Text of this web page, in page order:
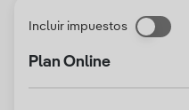
Incluir impuestos
Plan Online